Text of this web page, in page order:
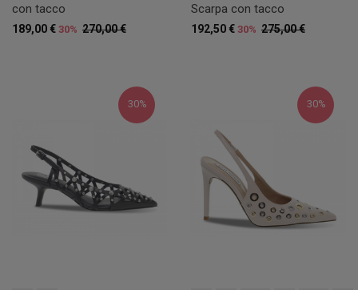
con tacco
270,00 €
189,00 € 30%
Scarpa con tacco
275,00 €
192,50 € 30%
30% 30%